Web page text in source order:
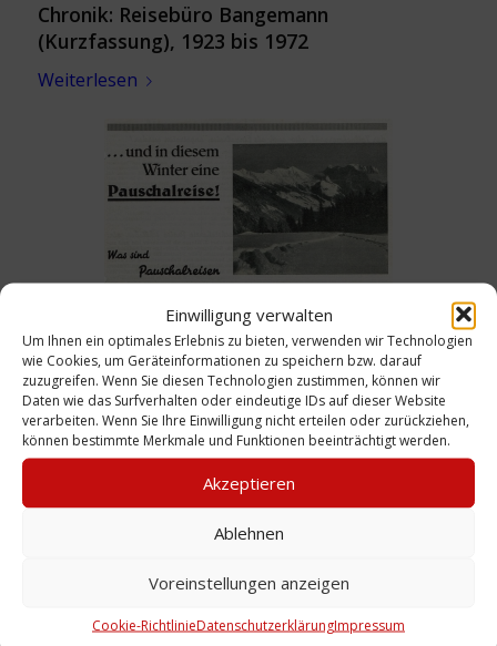
Einwilligung verwalten
Um Ihnen ein optimales Erlebnis zu bieten, verwenden wir Technologien
wie Cookies, um Geräteinformationen zu speichern bzw. darauf
zuzugreifen. Wenn Sie diesen Technologien zustimmen, können wir
Daten wie das Surfverhalten oder eindeutige IDs auf dieser Website
verarbeiten. Wenn Sie Ihre Einwilligung nicht erteilen oder zurückziehen,
können bestimmte Merkmale und Funktionen beeinträchtigt werden.
Akzeptieren
Ablehnen
Voreinstellungen anzeigen
Cookie-RichtlinieDatenschutzerklärungImpressum
Chronik: Reisebüro Bangemann
(Kurzfassung), 1923 bis 1972
Weiterlesen
Faltblatt: Bangemann – Winter
Pauschalreisen, 1935/36
Weiterlesen